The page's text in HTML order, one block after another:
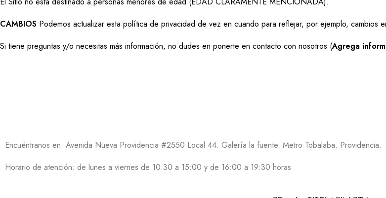
CAMBIOS Podemos actualizar esta política de privacidad de vez en cuando para reflejar, por ejemplo, cambios
Si tiene preguntas y/o necesitas más información, no dudes en ponerte en contacto con nosotros (Agrega
Encuéntranos en: Avenida Nueva Providencia #2550 Local 44. Galería la fuente. Metro Tobalaba. Providencia.
Horario de atención: de lunes a viernes de 10:30 a 15:00 y de 16:00 a 19:30 horas